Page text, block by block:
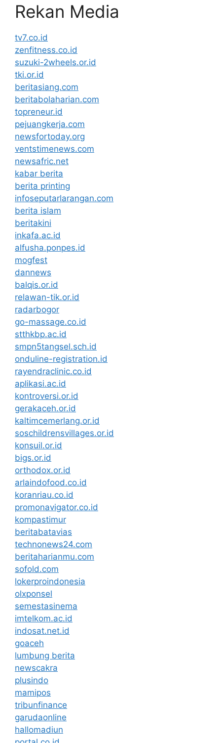
Rekan Media
tv7.co.id
zenfitness.co.id
suzuki-2wheels.or.id
tki.or.id
beritasiang.com
beritabolaharian.com
topreneur.id
pejuangkerja.com
newsfortoday.org
ventstimenews.com
newsafric.net
kabar berita
berita printing
infoseputarlarangan.com
berita islam
beritakini
inkafa.ac.id
alfusha.ponpes.id
mogfest
dannews
balqis.or.id
relawan-tik.or.id
radarbogor
go-massage.co.id
stthkbp.ac.id
smpn5tangsel.sch.id
onduline-registration.id
rayendraclinic.co.id
aplikasi.ac.id
kontroversi.or.id
gerakaceh.or.id
kaltimcemerlang.or.id
soschildrensvillages.or.id
konsuil.or.id
bigs.or.id
orthodox.or.id
arlaindofood.co.id
koranriau.co.id
promonavigator.co.id
kompastimur
beritabatavias
technonews24.com
beritaharianmu.com
sofold.com
lokerproindonesia
olxponsel
semestasinema
imtelkom.ac.id
indosat.net.id
goaceh
lumbung berita
newscakra
plusindo
mamipos
tribunfinance
garudaonline
hallomadiun